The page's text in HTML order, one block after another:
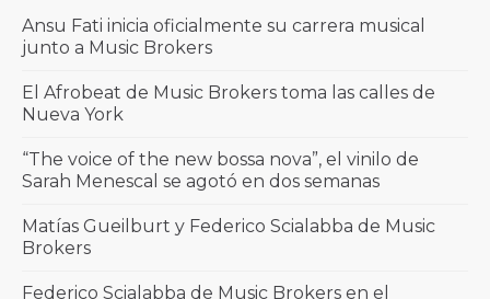
Ansu Fati inicia oficialmente su carrera musical
junto a Music Brokers
El Afrobeat de Music Brokers toma las calles de
Nueva York
“The voice of the new bossa nova”, el vinilo de
Sarah Menescal se agotó en dos semanas
Matías Gueilburt y Federico Scialabba de Music
Brokers
Federico Scialabba de Music Brokers en el